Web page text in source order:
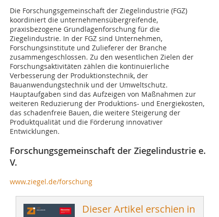
Die Forschungsgemeinschaft der Ziegelindustrie (FGZ)
koordiniert die unternehmensübergreifende,
praxisbezogene Grundlagenforschung für die
Ziegelindustrie. In der FGZ sind Unternehmen,
Forschungsinstitute und Zulieferer der Branche
zusammengeschlossen. Zu den wesentlichen Zielen der
Forschungsaktivitäten zählen die kontinuierliche
Verbesserung der Produktionstechnik, der
Bauanwendungstechnik und der Umweltschutz.
Hauptaufgaben sind das Aufzeigen von Maßnahmen zur
weiteren Reduzierung der Produktions- und Energiekosten,
das schadenfreie Bauen, die weitere Steigerung der
Produktqualität und die Förderung innovativer
Entwicklungen.
Forschungsgemeinschaft der Ziegelindustrie e.
V.
www.ziegel.de/forschung
Dieser Artikel erschien in